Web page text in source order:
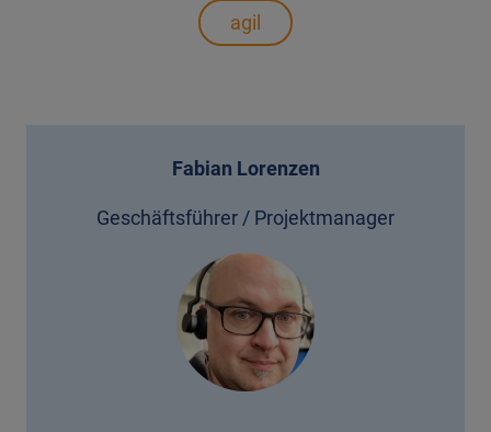
agil
Fabian Lorenzen
Geschäftsführer / Projektmanager